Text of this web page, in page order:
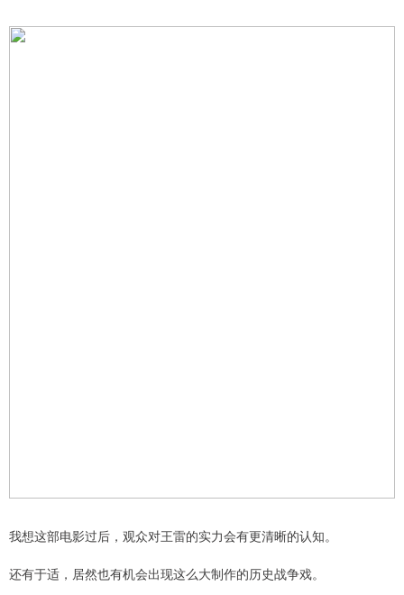
我想这部电影过后，观众对王雷的实力会有更清晰的认知。
还有于适，居然也有机会出现这么大制作的历史战争戏。